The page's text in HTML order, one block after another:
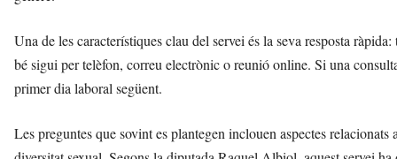
Una de les característiques clau del servei és la seva resposta
bé sigui per telèfon, correu electrònic o reunió online. Si una
primer dia laboral següent.
Les preguntes que sovint es plantegen inclouen aspectes